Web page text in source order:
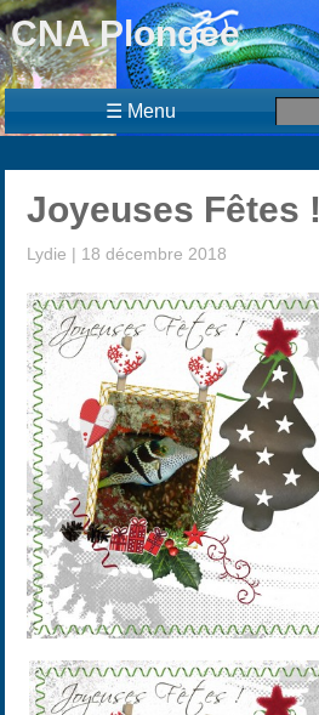
CNA Plongée
☰ Menu
Joyeuses Fêtes !
Lydie | 18 décembre 2018